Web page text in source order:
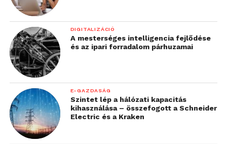
DIGITALIZÁCIÓ
A mesterséges intelligencia fejlődése
és az ipari forradalom párhuzamai
E-GAZDASÁG
Szintet lép a hálózati kapacitás
kihasználása – összefogott a Schneider
Electric és a Kraken